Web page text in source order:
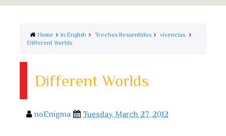
Home in English Trechos Ressentidos
vivencias
Different Worlds
Different Worlds
noEnigma Tuesday, March 27, 2012